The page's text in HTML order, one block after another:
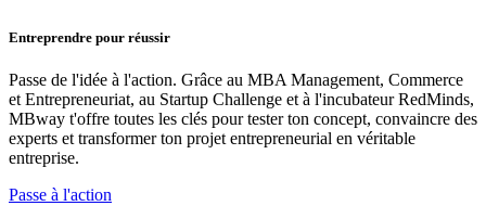
Entreprendre pour réussir
Passe de l'idée à l'action. Grâce au MBA Management, Commerce
et Entrepreneuriat, au Startup Challenge et à l'incubateur RedMinds,
MBway t'offre toutes les clés pour tester ton concept, convaincre des
experts et transformer ton projet entrepreneurial en véritable
entreprise.
Passe à l'action